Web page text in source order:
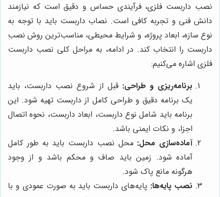
نصب داربست فلزی، فرآیندی حساس و دقیق است که نیازمند
دانش فنی و تجربه کافی است. نصاب داربست باید با توجه به
نوع سازه، ابعاد پروژه، و شرایط محیطی، مناسب‌ترین روش نصب
داربست را انتخاب کند. در ادامه، به مراحل کلی نصب داربست
فلزی اشاره می‌کنیم:
برنامه‌ریزی و طراحی: قبل از شروع نصب داربست، باید
یک برنامه دقیق و طراحی کامل از داربست تهیه شود. این
برنامه باید شامل نوع داربست، ابعاد داربست، نحوه اتصال
اجزا، و نکات ایمنی باشد.
آماده‌سازی محل: محل نصب داربست باید به طور کامل
آماده شود. زمین باید صاف و محکم باشد و از وجود
هرگونه مانع پاک شود.
نصب پایه‌ها: پایه‌های داربست باید به صورت عمودی و با